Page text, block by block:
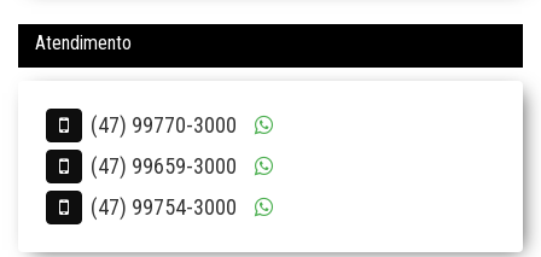
Atendimento
(47) 99770-3000
(47) 99659-3000
(47) 99754-3000